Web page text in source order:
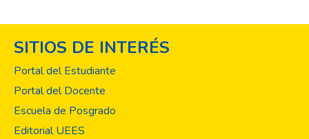
SITIOS DE INTERÉS
Portal del Estudiante
Portal del Docente
Escuela de Posgrado
Editorial UEES